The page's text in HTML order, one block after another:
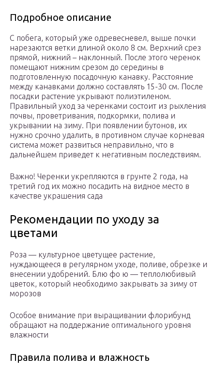
Подробное описание
С побега, который уже одревесневел, выше почки
нарезаются ветки длиной около 8 см. Верхний срез
прямой, нижний – наклонный. После этого черенок
помещают нижним срезом до середины в
подготовленную посадочную канавку. Расстояние
между канавками должно составлять 15-30 см. После
посадки растение укрывают полиэтиленом.
Правильный уход за черенками состоит из рыхления
почвы, проветривания, подкормки, полива и
укрывании на зиму. При появлении бутонов, их
нужно срочно удалить, в противном случае корневая
система может развиться неправильно, что в
дальнейшем приведет к негативным последствиям.
Важно! Черенки укрепляются в грунте 2 года, на
третий год их можно посадить на видное место в
качестве украшения сада
Рекомендации по уходу за
цветами
Роза — культурное цветущее растение,
нуждающееся в регулярном уходе, поливе, обрезке и
внесении удобрений. Блю фо ю — теплолюбивый
цветок, который необходимо закрывать за зиму от
морозов
Особое внимание при выращивании флорибунд
обращают на поддержание оптимального уровня
влажности
Правила полива и влажность